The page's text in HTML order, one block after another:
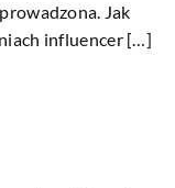
Jak
influencer […]